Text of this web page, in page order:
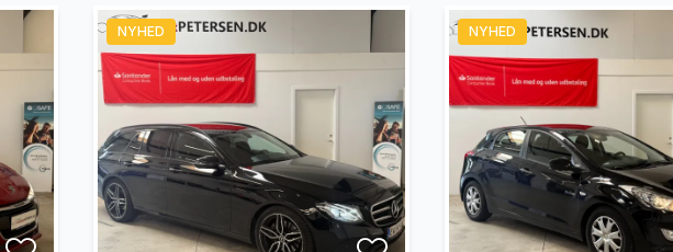
anhængertræk
Fjernbetjent centrallås Fuld LED forlygter
Højdejusterbare forsæder Infocenter
Kørecomputer Læderrat
NYHED NYHED